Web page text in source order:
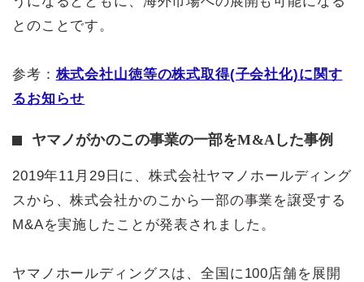
とのことです。
参考： 株式会社山徳等の株式取得(子会社化)に関す
るお知らせ
ヤマノがかのこの事業の一部をM&Aした事例
2019年11月29日に、株式会社ヤマノホールディング
スから、株式会社かのこから一部の事業を譲受する
M&Aを実施したことが発表されました。
ヤマノホールディングスは、全国に100店舗を展開